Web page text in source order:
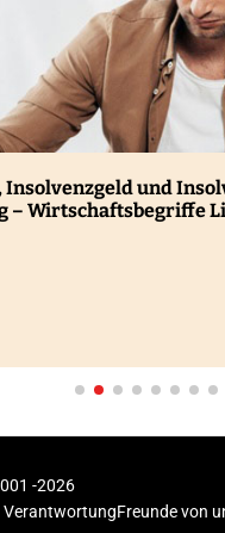
Insolvenzgeld und
– Wirtschaftsbegriffe
-2026
VerantwortungFreunde von